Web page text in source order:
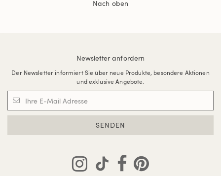
Nach oben
Newsletter anfordern
Der Newsletter informiert Sie über neue Produkte, besondere Aktionen
und exklusive Angebote.
SENDEN